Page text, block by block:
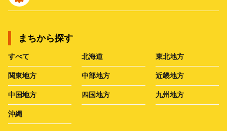
まちから探す
すべて 北海道 東北地方
関東地方 中部地方 近畿地方
中国地方 四国地方 九州地方
沖縄